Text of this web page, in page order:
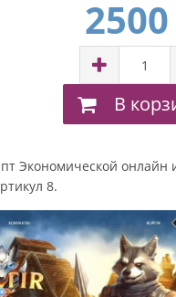
2500
В
Экономической онлайн
8.